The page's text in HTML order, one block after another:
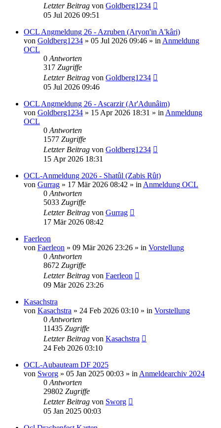
Letzter Beitrag von Goldberg1234
05 Jul 2026 09:51
OCL Angmeldung 26 - Azruben (Aryon'in A'kâri)
von Goldberg1234 » 05 Jul 2026 09:46 » in Anmeldung
OCL
0 Antworten
317 Zugriffe
Letzter Beitrag von Goldberg1234
05 Jul 2026 09:46
OCL Angmeldung 26 - Ascarzir (Ar'Adunâim)
von Goldberg1234 » 15 Apr 2026 18:31 » in Anmeldung
OCL
0 Antworten
1577 Zugriffe
Letzter Beitrag von Goldberg1234
15 Apr 2026 18:31
OCL-Anmeldung 2026 - Shatûl (Zabis Rût)
von Gurrag » 17 Mär 2026 08:42 » in Anmeldung OCL
0 Antworten
5033 Zugriffe
Letzter Beitrag von Gurrag
17 Mär 2026 08:42
Faerleon
von Faerleon » 09 Mär 2026 23:26 » in Vorstellung
0 Antworten
8672 Zugriffe
Letzter Beitrag von Faerleon
09 Mär 2026 23:26
Kasachstra
von Kasachstra » 24 Feb 2026 03:10 » in Vorstellung
0 Antworten
11435 Zugriffe
Letzter Beitrag von Kasachstra
24 Feb 2026 03:10
OCL-Aubauteam DF 2025
von Sworg » 05 Jan 2025 00:03 » in Anmeldearchiv 2024
0 Antworten
29802 Zugriffe
Letzter Beitrag von Sworg
05 Jan 2025 00:03